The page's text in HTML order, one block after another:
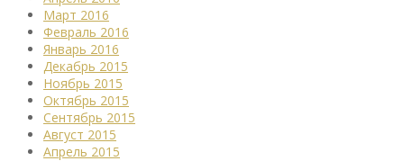
Март 2016
Февраль 2016
Январь 2016
Декабрь 2015
Ноябрь 2015
Октябрь 2015
Сентябрь 2015
Август 2015
Апрель 2015